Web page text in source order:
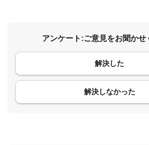
アンケート:ご意見をお聞かせ
解決した
解決しなかった
コメント